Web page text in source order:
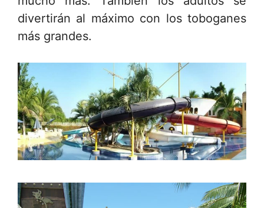
divertirán al máximo con los toboganes
más grandes.